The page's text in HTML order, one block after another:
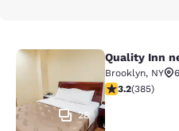
Quality Inn near
28
Quality Inn
Brooklyn, NY
3.21 étoiles.
3.2(385)